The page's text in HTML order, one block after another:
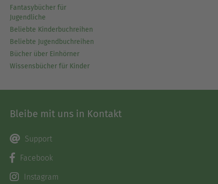
Fantasybücher für
Jugendliche
Beliebte Kinderbuchreihen
Beliebte Jugendbuchreihen
Bücher über Einhörner
Wissensbücher für Kinder
Bleibe mit uns in Kontakt
Support
Facebook
Instagram